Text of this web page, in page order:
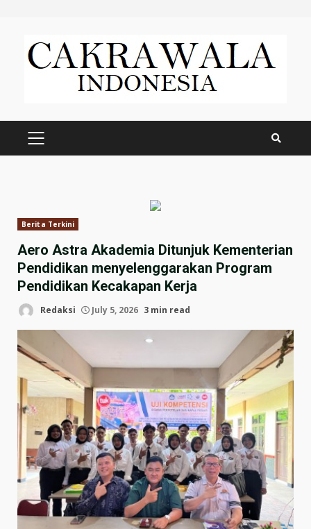
content
PRIMARY
Berita Terkini
Aero Astra Akademia Ditunjuk Kementerian
Pendidikan menyelenggarakan Program
Pendidikan Kecakapan Kerja
Redaksi July 5, 2026 3 min read